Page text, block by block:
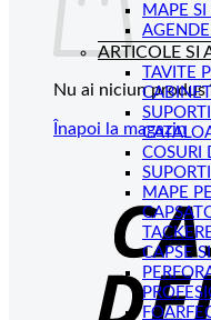
Nu ai niciun produs
Înapoi la magazin
MAPE
ARTICOLE SI
TAVITE
COSURI
MAPE
CAPSE